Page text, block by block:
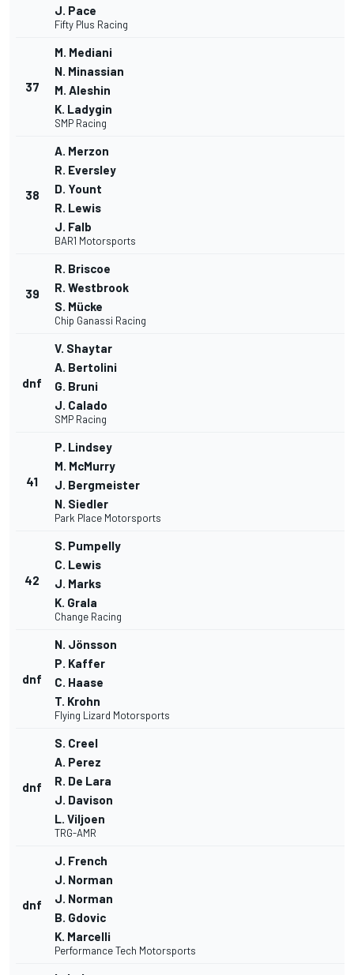
J. Pace
Fifty Plus Racing
37
M. Mediani
N. Minassian
M. Aleshin
K. Ladygin
SMP Racing
38
A. Merzon
R. Eversley
D. Yount
R. Lewis
J. Falb
BAR1 Motorsports
39
R. Briscoe
R. Westbrook
S. Mücke
Chip Ganassi Racing
dnf
V. Shaytar
A. Bertolini
G. Bruni
J. Calado
SMP Racing
41
P. Lindsey
M. McMurry
J. Bergmeister
N. Siedler
Park Place Motorsports
42
S. Pumpelly
C. Lewis
J. Marks
K. Grala
Change Racing
dnf
N. Jönsson
P. Kaffer
C. Haase
T. Krohn
Flying Lizard Motorsports
dnf
S. Creel
A. Perez
R. De Lara
J. Davison
L. Viljoen
TRG-AMR
dnf
J. French
J. Norman
J. Norman
B. Gdovic
K. Marcelli
Performance Tech Motorsports